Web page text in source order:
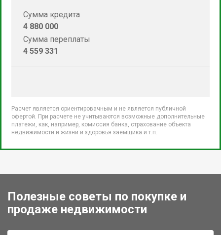
Сумма кредита
4 880 000
Сумма переплаты
4 559 331
Расчет является ориентировачным и не является публичной
офертой. При расчете не учитываются возможные дополнительные
платежи, как, например, комиссия банка, страхование объекта
недвижимости и жизни и здоровья заемщика и т.п.
Полезные советы по покупке и
продаже недвижимости